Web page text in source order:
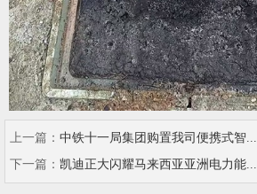
上一篇： 中铁十一局集团购置我司便携式智...
下一篇： 凯迪正大闪耀马来西亚亚洲电力能...